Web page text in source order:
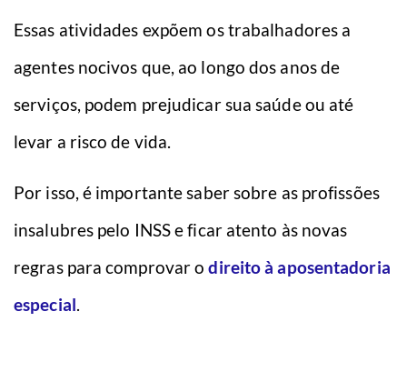
Essas atividades expõem os trabalhadores a
agentes nocivos que, ao longo dos anos de
serviços, podem prejudicar sua saúde ou até
levar a risco de vida.
Por isso, é importante saber sobre as profissões
insalubres pelo INSS e ficar atento às novas
regras para comprovar odireito à aposentadoria
especial.